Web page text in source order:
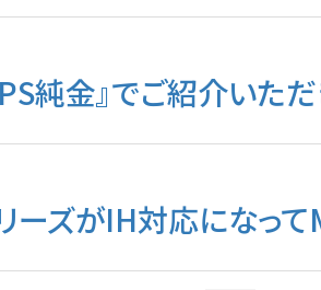
純金』でご紹介いただ
ズがIH対応になっ